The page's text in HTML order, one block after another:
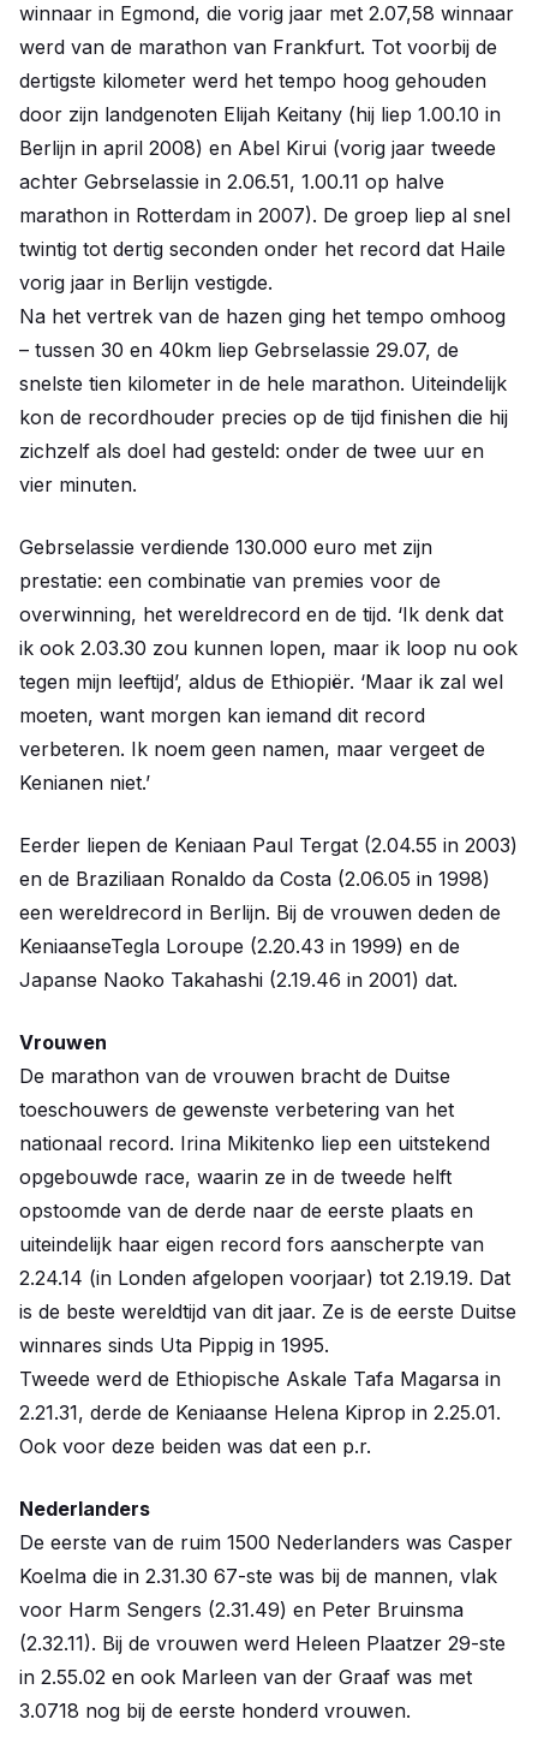
winnaar in Egmond, die vorig jaar met 2.07,58 winnaar
werd van de marathon van Frankfurt. Tot voorbij de
dertigste kilometer werd het tempo hoog gehouden
door zijn landgenoten Elijah Keitany (hij liep 1.00.10 in
Berlijn in april 2008) en Abel Kirui (vorig jaar tweede
achter Gebrselassie in 2.06.51, 1.00.11 op halve
marathon in Rotterdam in 2007). De groep liep al snel
twintig tot dertig seconden onder het record dat Haile
vorig jaar in Berlijn vestigde.
Na het vertrek van de hazen ging het tempo omhoog
– tussen 30 en 40km liep Gebrselassie 29.07, de
snelste tien kilometer in de hele marathon. Uiteindelijk
kon de recordhouder precies op de tijd finishen die hij
zichzelf als doel had gesteld: onder de twee uur en
vier minuten.
Gebrselassie verdiende 130.000 euro met zijn
prestatie: een combinatie van premies voor de
overwinning, het wereldrecord en de tijd. ‘Ik denk dat
ik ook 2.03.30 zou kunnen lopen, maar ik loop nu ook
tegen mijn leeftijd’, aldus de Ethiopiër. ‘Maar ik zal wel
moeten, want morgen kan iemand dit record
verbeteren. Ik noem geen namen, maar vergeet de
Kenianen niet.’
Eerder liepen de Keniaan Paul Tergat (2.04.55 in 2003)
en de Braziliaan Ronaldo da Costa (2.06.05 in 1998)
een wereldrecord in Berlijn. Bij de vrouwen deden de
KeniaanseTegla Loroupe (2.20.43 in 1999) en de
Japanse Naoko Takahashi (2.19.46 in 2001) dat.
Vrouwen
De marathon van de vrouwen bracht de Duitse
toeschouwers de gewenste verbetering van het
nationaal record. Irina Mikitenko liep een uitstekend
opgebouwde race, waarin ze in de tweede helft
opstoomde van de derde naar de eerste plaats en
uiteindelijk haar eigen record fors aanscherpte van
2.24.14 (in Londen afgelopen voorjaar) tot 2.19.19. Dat
is de beste wereldtijd van dit jaar. Ze is de eerste Duitse
winnares sinds Uta Pippig in 1995.
Tweede werd de Ethiopische Askale Tafa Magarsa in
2.21.31, derde de Keniaanse Helena Kiprop in 2.25.01.
Ook voor deze beiden was dat een p.r.
Nederlanders
De eerste van de ruim 1500 Nederlanders was Casper
Koelma die in 2.31.30 67-ste was bij de mannen, vlak
voor Harm Sengers (2.31.49) en Peter Bruinsma
(2.32.11). Bij de vrouwen werd Heleen Plaatzer 29-ste
in 2.55.02 en ook Marleen van der Graaf was met
3.0718 nog bij de eerste honderd vrouwen.